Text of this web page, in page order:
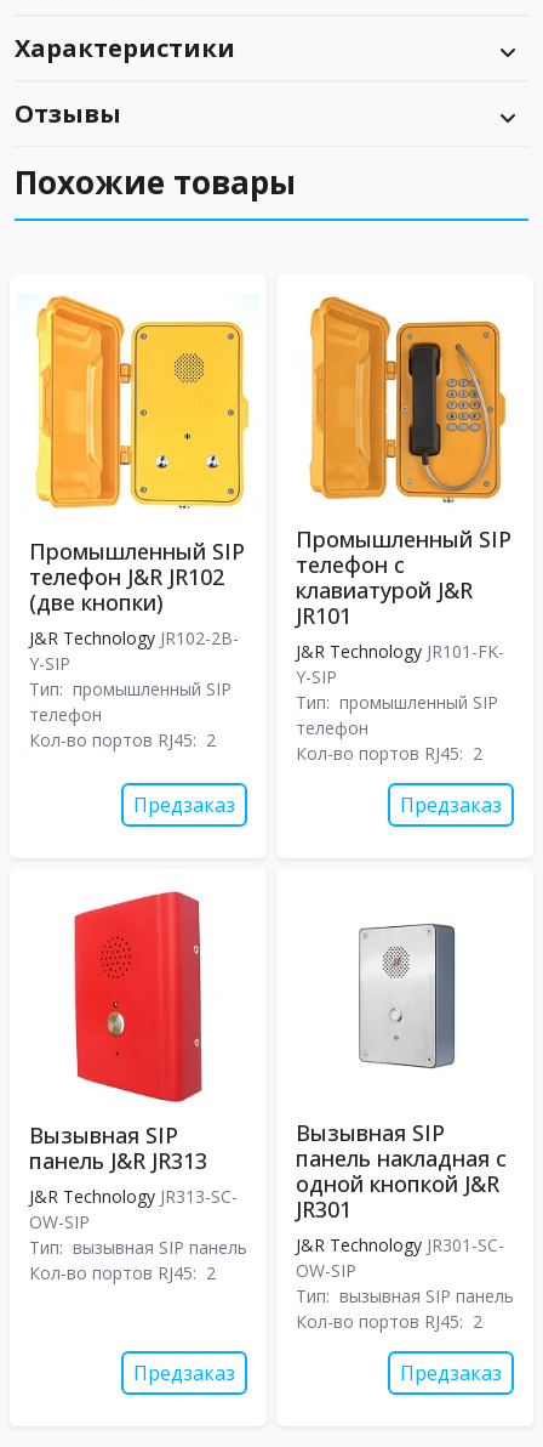
Характеристики
Отзывы
Похожие товары
Промышленный SIP
телефон J&R JR102
(две кнопки)
J&R Technology JR102-2B-
Y-SIP
Тип: промышленный SIP
телефон
Кол-во портов RJ45: 2
Предзаказ
Промышленный SIP
телефон с
клавиатурой J&R
JR101
J&R Technology JR101-FK-
Y-SIP
Тип: промышленный SIP
телефон
Кол-во портов RJ45: 2
Предзаказ
Вызывная SIP
панель J&R JR313
J&R Technology JR313-SC-
OW-SIP
Тип: вызывная SIP панель
Кол-во портов RJ45: 2
Предзаказ
Вызывная SIP
панель накладная с
одной кнопкой J&R
JR301
J&R Technology JR301-SC-
OW-SIP
Тип: вызывная SIP панель
Кол-во портов RJ45: 2
Предзаказ